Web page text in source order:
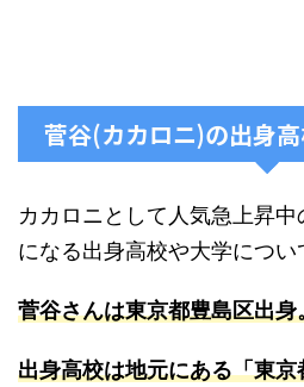
菅谷(カカロニ)の出身
カカロニとして人気急上昇
になる出身高校や大学につい
菅谷さんは東京都豊島区出身
出身高校は地元にある「東